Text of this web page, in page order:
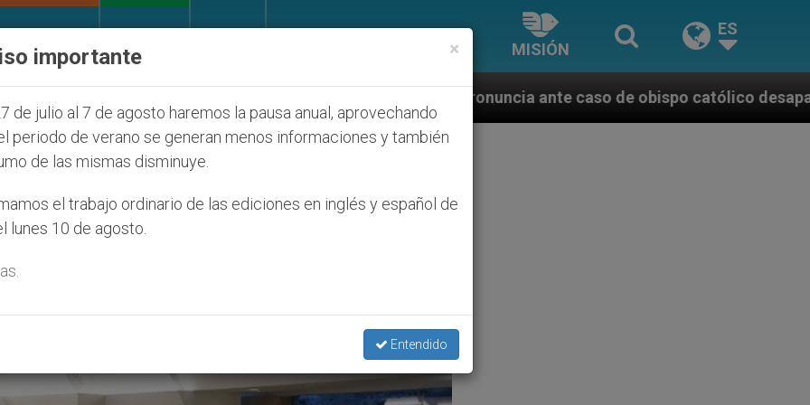
MISIÓN
ES
Juventud Seúl 2027 ONU se pronuncia ante caso de obispo católico desaparecido por la
De Los Sentimientos’
×
importante
de julio al 7 de agosto haremos la pausa anual, aprovechando
periodo de verano se generan menos informaciones y también
de las mismas disminuye.
el trabajo ordinario de las ediciones en inglés y español de
lunes 10 de agosto.
Entendido